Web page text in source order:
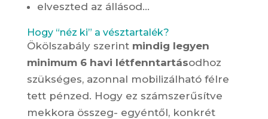
elveszted az állásod…
Hogy “néz ki” a vésztartalék?
Ökölszabály szerint mindig legyen
minimum 6 havi létfenntartásodhoz
szükséges, azonnal mobilizálható félre
tett pénzed. Hogy ez számszerűsítve
mekkora összeg- egyéntől, konkrét